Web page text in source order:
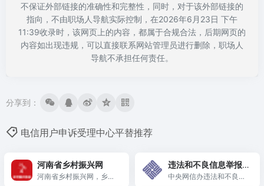
不保证外部链接的准确性和完整性，同时，对于该外部链接的
指向，不由职场人导航实际控制，在2026年6月23日 下午
11:39收录时，该网页上的内容，都属于合规合法，后期网页的
内容如出现违规，可以直接联系网站管理员进行删除，职场人
导航不承担任何责任。
分享到：
电信用户申诉受理中心平替推荐
河南省乡村振兴网
河南省乡村振兴网，乡村
违法和不良信息举报
中心
中央网信办违法和不良信